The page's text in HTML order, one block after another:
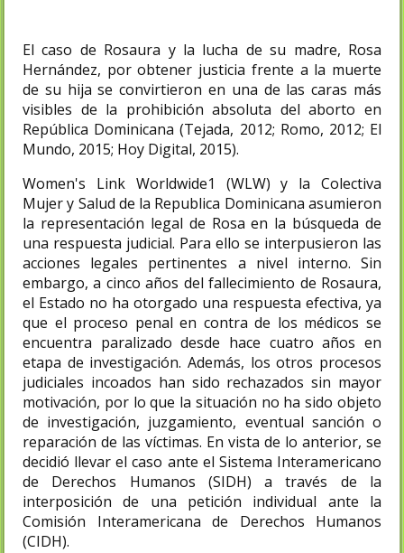
El caso de Rosaura y la lucha de su madre, Rosa
Hernández, por obtener justicia frente a la muerte
de su hija se convirtieron en una de las caras más
visibles de la prohibición absoluta del aborto en
República Dominicana (Tejada, 2012; Romo, 2012; El
Mundo, 2015; Hoy Digital, 2015).
Women's Link Worldwide1 (WLW) y la Colectiva
Mujer y Salud de la Republica Dominicana asumieron
la representación legal de Rosa en la búsqueda de
una respuesta judicial. Para ello se interpusieron las
acciones legales pertinentes a nivel interno. Sin
embargo, a cinco años del fallecimiento de Rosaura,
el Estado no ha otorgado una respuesta efectiva, ya
que el proceso penal en contra de los médicos se
encuentra paralizado desde hace cuatro años en
etapa de investigación. Además, los otros procesos
judiciales incoados han sido rechazados sin mayor
motivación, por lo que la situación no ha sido objeto
de investigación, juzgamiento, eventual sanción o
reparación de las víctimas. En vista de lo anterior, se
decidió llevar el caso ante el Sistema Interamericano
de Derechos Humanos (SIDH) a través de la
interposición de una petición individual ante la
Comisión Interamericana de Derechos Humanos
(CIDH).